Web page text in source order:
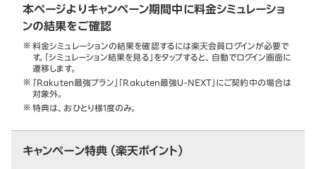
本ページよりキャンペーン期間中に料金シミュレーショ
ンの結果をご確認
料金シミュレーションの結果を確認するには楽天会員ログインが必要で
す。「シミュレーション結果を見る」をタップすると、自動でログイン画面に
遷移します。
「Rakuten最強プラン」「Rakuten最強U-NEXT」にご契約中の場合は
対象外。
特典は、おひとり様1度のみ。
キャンペーン特典 （楽天ポイント）